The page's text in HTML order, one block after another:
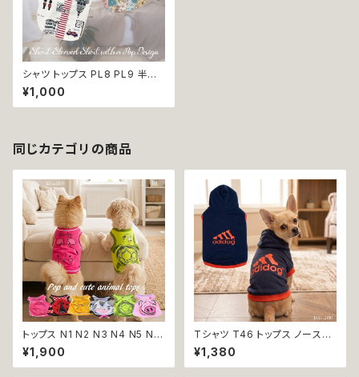
シャツ トップス PL8 PL9 半袖
襟付き ホワイト ロンドン 花柄
個性的 犬 猫 ペット 服 犬服 猫
服 犬の服 猫の服 小型犬 超小
¥1,000
同じカテゴリの商品
トップス N1 N2 N3 N4 N5 N6
うさぎ てんとう虫 ひよこ しまう
ま かめ ぶた ポケット ビビット
ドッグウェア dog 犬 猫 ペット
¥1,900
Tシャツ T46 トップス ノースリ
ーブ ネイビー×オレンジ 紺 橙
スポーティー フード 帽子 犬 猫
ペット 犬服 猫服 犬の服 猫の服
¥1,380